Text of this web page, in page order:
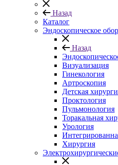
Назад
Каталог
Эндоскопическое
Назад
Визуализация
Гинекология
Артроскопия
Детская
Проктология
Пульмонология
Торакальная
Урология
Хирургия